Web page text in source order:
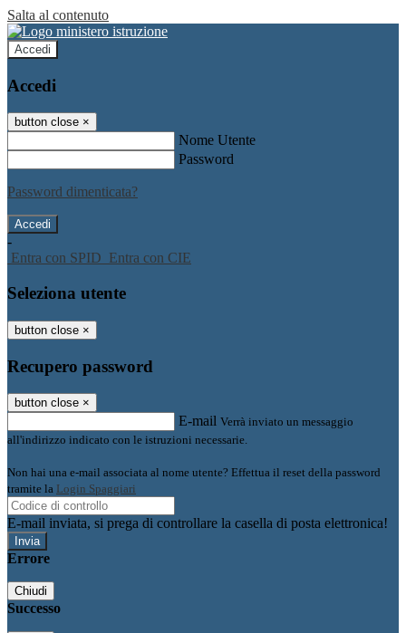
Salta al contenuto
Accedi
Accedi
button close ×
Nome Utente
Password
Password dimenticata?
-
Entra con SPID Entra con CIE
Seleziona utente
button close ×
Recupero password
button close ×
E-mail Verrà inviato un messaggio
all'indirizzo indicato con le istruzioni necessarie.
Non hai una e-mail associata al nome utente? Effettua il reset della password
tramite la Login Spaggiari
E-mail inviata, si prega di controllare la casella di posta elettronica!
Errore
Chiudi
Successo